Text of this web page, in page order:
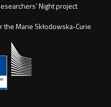
Night project
Marie Skłodowska-Curie